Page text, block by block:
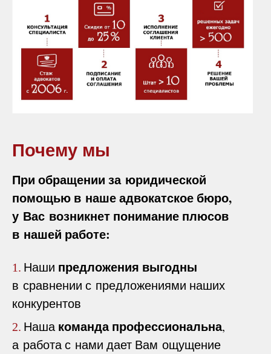
Почему мы
При обращении за юридической
помощью в наше адвокатское бюро,
у Вас возникнет понимание плюсов
в нашей работе:
1. Наши предложения выгодны
в сравнении с предложениями наших
конкурентов
2. Нашакоманда профессиональна,
а работа с нами дает Вам ощущение